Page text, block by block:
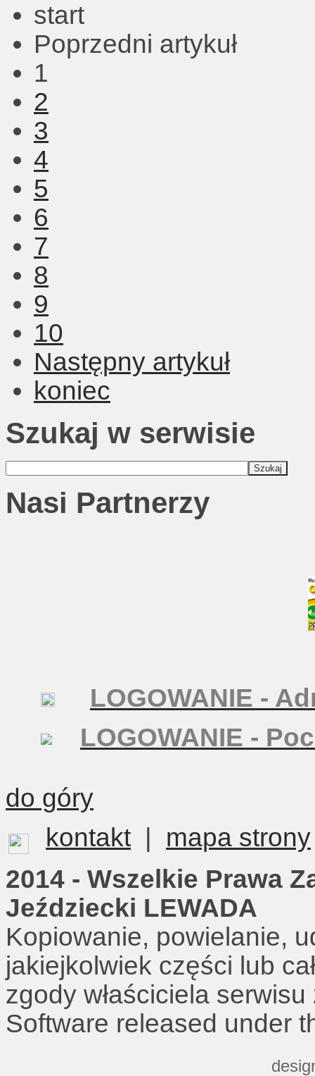
start
Poprzedni artykuł
1
2
3
4
5
6
7
8
9
10
Następny artykuł
koniec
Szukaj w serwisie
Nasi Partnerzy
LOGOWANIE -
LOGOWANIE -
do góry
kontakt
mapa strony
2014 - Wszelkie Prawa
Jeździecki LEWADA
Kopiowanie, powielanie,
jakiejkolwiek części lub
zgody właściciela
Software released under